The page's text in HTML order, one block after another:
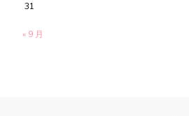
31
« 9 月